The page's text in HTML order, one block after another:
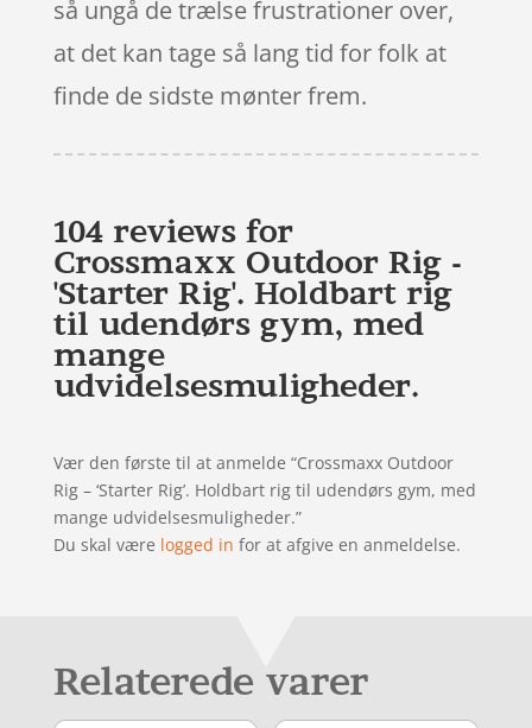
så ungå de trælse frustrationer over,
at det kan tage så lang tid for folk at
finde de sidste mønter frem.
104 reviews for
Crossmaxx Outdoor Rig -
'Starter Rig'. Holdbart rig
til udendørs gym, med
mange
udvidelsesmuligheder.
Vær den første til at anmelde “Crossmaxx Outdoor
Rig – ‘Starter Rig’. Holdbart rig til udendørs gym, med
mange udvidelsesmuligheder.”
Du skal være logged in for at afgive en anmeldelse.
Relaterede varer